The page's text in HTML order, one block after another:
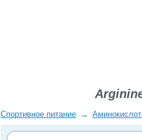
Спортивное питание →